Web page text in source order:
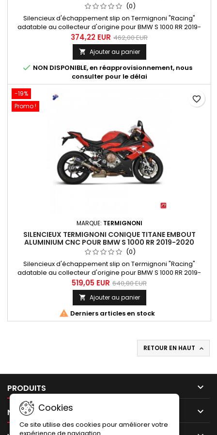
(0)
Silencieux d'échappement slip on Termignoni "Racing"
adatable au collecteur d'origine pour BMW S 1000 RR 2019-
2020. Très court dans le style Moto GP, de forme conique
avec une finition titane et un embout de silencieux aluminium
usine CNC et anodisé. Silencieux équipé d'un réducteur de
bruit (db-killer) démontable.
374,22 EUR 462,00 EUR
 Ajouter au panier
 NON DISPONIBLE, en réapprovisionnement, nous
consulter pour le délai
-19%
Promo !
MARQUE: TERMIGNONI
SILENCIEUX TERMIGNONI CONIQUE TITANE EMBOUT
ALUMINIUM CNC POUR BMW S 1000 RR 2019-2020
(0)
Silencieux d'échappement slip on Termignoni "Racing"
adatable au collecteur d'origine pour BMW S 1000 RR 2019-
2020. Très court dans le style Moto GP, de forme conique
avec une finition titane et un embout de silencieux aluminium
usine CNC et anodisé. Silencieux équipé d'un réducteur de
bruit (db-killer) démontable.
519,05 EUR 640,80 EUR
 Ajouter au panier
 Derniers articles en stock
favorite_border
RETOUR EN HAUT 
PRODUITS 
NOTRE SOCIÉTÉ 
Cookies
Ce site utilise des cookies pour améliorer votre